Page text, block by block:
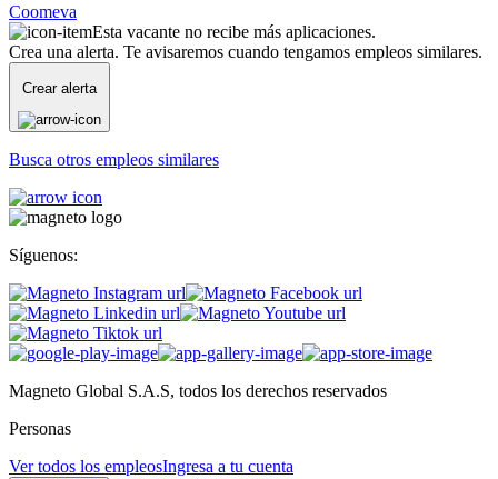
Coomeva
Esta vacante no recibe más aplicaciones.
Crea una alerta. Te avisaremos cuando tengamos empleos similares.
Crear alerta
Busca otros empleos similares
Síguenos:
Magneto Global S.A.S, todos los derechos reservados
Personas
Ver todos los empleosIngresa a tu cuenta